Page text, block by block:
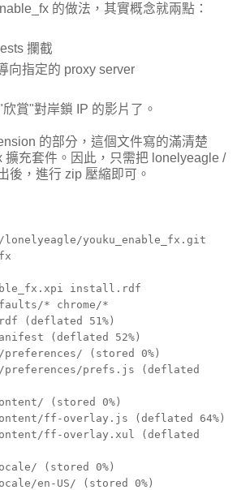
的做法，其實概念就兩點：
攔截
向指定的 proxy server
賞"對岸鎖 IP 的影片了。
的部分，這個文件寫的滿清楚
擴充套件。因此，只需把 lonelyeagle /
後，進行 zip 壓縮即可。
youku_enable_fx.git
install.rdf
* chrome/*
(deflated 51%)
(deflated 52%)
(stored 0%)
prefs.js (deflated
(stored 0%)
ff-overlay.js (deflated 64%)
ff-overlay.xul (deflated
(stored 0%)
en-US/ (stored 0%)